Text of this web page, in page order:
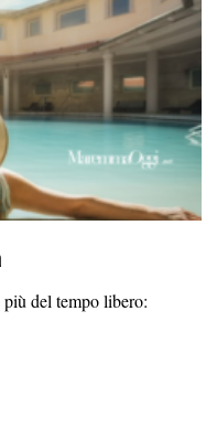
del tempo libero: